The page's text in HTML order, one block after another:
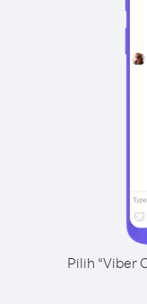
Pilih “Viber